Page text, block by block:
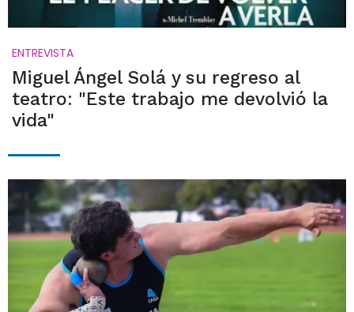
ENTREVISTA
Miguel Ángel Solá y su regreso al
teatro: "Este trabajo me devolvió la
vida"